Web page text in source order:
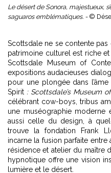
Le désert de Sonora, majestueux,
saguaros emblématiques. - ©
Scottsdale ne se contente pas
patrimoine culturel est riche
Scottsdale Museum of
expositions audacieuses
pour une plongée dans
Spirit : Scottsdale’s Museum
célébrant cow-boys, tribus
une muséographie moderne
aussi celle du design, à
trouve la fondation Frank
incarne la fusion parfaite
résidence et atelier du maître
hypnotique offre une vision
lumière et le désert.